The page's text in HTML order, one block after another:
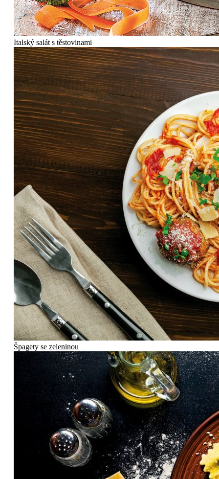
Italský salát s těstovinami
Špagety se zeleninou